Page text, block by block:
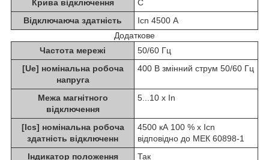
Крива відключення
C
Відключаюча здатність
Icn 4500 А
Додаткове
Частота мережі
50/60 Гц
[Ue] номінальна робоча
напруга
400 В змінний струм 50/60 Гц
Межа магнітного
відключення
5...10 x In
[Ics] номінальна робоча
здатність відключенн
4500 кА 100 % x Icn
відповідно до МЕК 60898-1
Індикатор положення
Так